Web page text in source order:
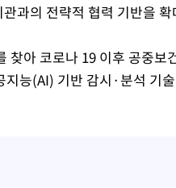
과의 전략적 협력 기반을
찾아 코로나 19 이후 공중
능(AI) 기반 감시·분석 기